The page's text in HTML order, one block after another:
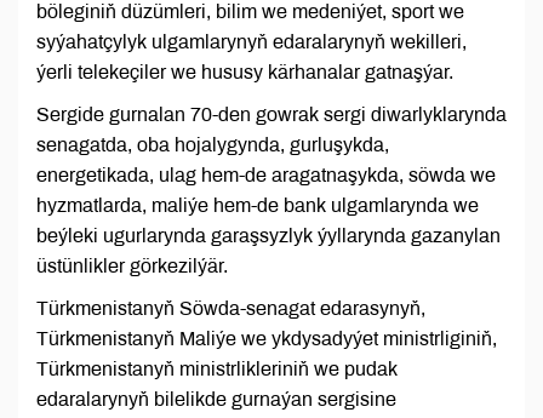
böleginiň düzümleri, bilim we medeniýet, sport we
syýahatçylyk ulgamlarynyň edaralarynyň wekilleri,
ýerli telekeçiler we hususy kärhanalar gatnaşýar.
Sergide gurnalan 70-den gowrak sergi diwarlyklarynda
senagatda, oba hojalygynda, gurluşykda,
energetikada, ulag hem-de aragatnaşykda, söwda we
hyzmatlarda, maliýe hem-de bank ulgamlarynda we
beýleki ugurlarynda garaşsyzlyk ýyllarynda gazanylan
üstünlikler görkezilýär.
Türkmenistanyň Söwda-senagat edarasynyň,
Türkmenistanyň Maliýe we ykdysadyýet ministrliginiň,
Türkmenistanyň ministrlikleriniň we pudak
edaralarynyň bilelikde gurnaýan sergisine